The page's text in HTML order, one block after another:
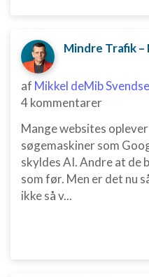
Mindre Trafik –
af Mikkel deMib
4 kommentarer
Mange websites
søgemaskiner som
skyldes AI. Andre at de
som før. Men er det nu
ikke så v...